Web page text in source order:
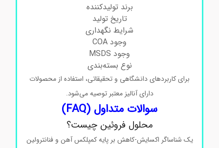
برند تولیدکننده
تاریخ تولید
شرایط نگهداری
وجود COA
وجود MSDS
نوع بسته‌بندی
برای کاربردهای دانشگاهی و تحقیقاتی، استفاده از محصولات
دارای آنالیز معتبر توصیه می‌شود.
سوالات متداول (FAQ)
محلول فروئین چیست؟
یک شناساگر اکسایش-کاهش بر پایه کمپلکس آهن و فنانترولین